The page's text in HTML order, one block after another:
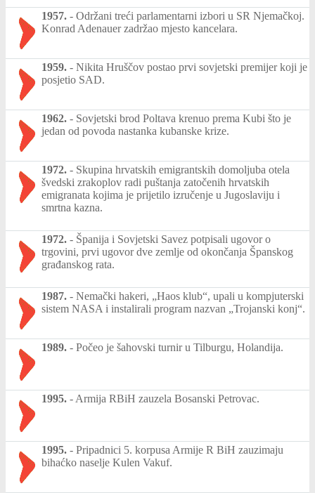
1957. - Održani treći parlamentarni izbori u SR Njemačkoj.
Konrad Adenauer zadržao mjesto kancelara.
1959. - Nikita Hruščov postao prvi sovjetski premijer koji je
posjetio SAD.
1962. - Sovjetski brod Poltava krenuo prema Kubi što je
jedan od povoda nastanka kubanske krize.
1972. - Skupina hrvatskih emigrantskih domoljuba otela
švedski zrakoplov radi puštanja zatočenih hrvatskih
emigranata kojima je prijetilo izručenje u Jugoslaviju i
smrtna kazna.
1972. - Španija i Sovjetski Savez potpisali ugovor o
trgovini, prvi ugovor dve zemlje od okončanja Španskog
građanskog rata.
1987. - Nemački hakeri, „Haos klub“, upali u kompjuterski
sistem NASA i instalirali program nazvan „Trojanski konj“.
1989. - Počeo je šahovski turnir u Tilburgu, Holandija.
1995. - Armija RBiH zauzela Bosanski Petrovac.
1995. - Pripadnici 5. korpusa Armije R BiH zauzimaju
bihaćko naselje Kulen Vakuf.